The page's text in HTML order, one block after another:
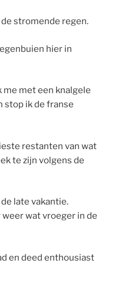
stromende regen.
hier in
me met een knalgele
stop ik de franse
restanten van wat
te zijn volgens de
late vakantie.
wat vroeger in de
en deed enthousiast